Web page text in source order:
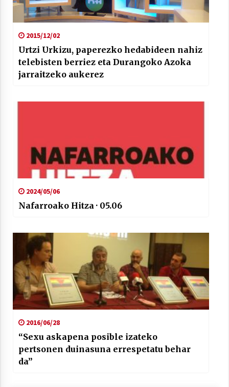
2015/12/02
Urtzi Urkizu, paperezko hedabideen nahiz
telebisten berriez eta Durangoko Azoka
jarraitzeko aukerez
2024/05/06
Nafarroako Hitza · 05.06
2016/06/28
“Sexu askapena posible izateko
pertsonen duinasuna errespetatu behar
da”